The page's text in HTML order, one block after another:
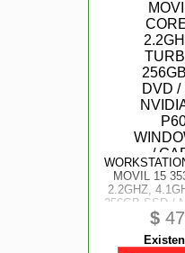
MOVIL 15
2.2GHZ,
256GB SSD /
NVIDIA
WINDOWS
$